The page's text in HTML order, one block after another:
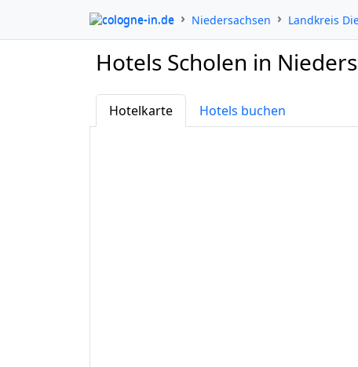
cologne-in.de Niedersachsen Landkreis
Hotels Scholen in
Hotelkarte Hotels buchen